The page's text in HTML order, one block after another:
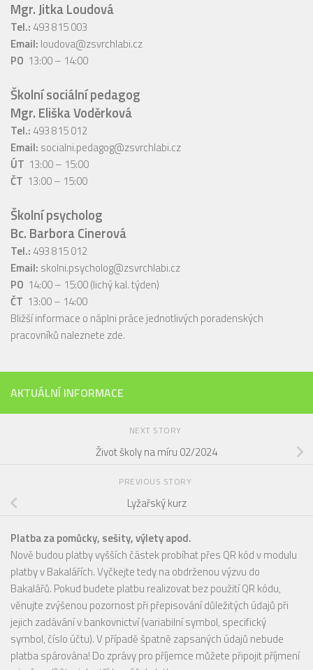
Mgr. Jitka Loudová
Tel.: 493 815 003
Email: loudova@zsvrchlabi.cz
PO 13:00 – 14:00
Školní sociální pedagog
Mgr. Eliška Voděrková
Tel.: 493 815 012
Email: socialni.pedagog@zsvrchlabi.cz
ÚT 13:00 – 15:00
ČT 13:00 – 15:00
Školní psycholog
Bc. Barbora Cinerová
Tel.: 493 815 012
Email: skolni.psycholog@zsvrchlabi.cz
PO 14:00 – 15:00 (lichý kal. týden)
ČT 13:00 – 14:00
Bližší informace o náplni práce jednotlivých poradenských
pracovníků naleznete zde.
AKTUÁLNÍ INFORMACE
NEXT STORY
Život školy na míru 02/2024
PREVIOUS STORY
Lyžařský kurz
Platba za pomůcky, sešity, výlety apod.
Nově budou platby vyšších částek probíhat přes QR kód v modulu
platby v Bakalářích. Vyčkejte tedy na obdrženou výzvu do
Bakalářů. Pokud budete platbu realizovat bez použití QR kódu,
věnujte zvýšenou pozornost při přepisování důležitých údajů při
jejich zadávání v bankovnictví (variabilní symbol, specifický
symbol, číslo účtu). V případě špatně zapsaných údajů nebude
platba spárována! Do zprávy pro příjemce můžete připojit příjmení